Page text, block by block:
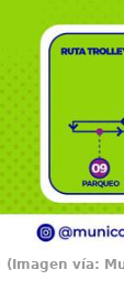
(Imagen vía: